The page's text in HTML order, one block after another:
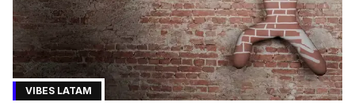
VIBES LATAM